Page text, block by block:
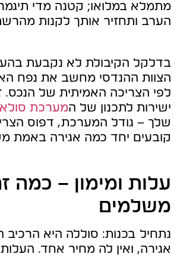
מתמלא במלואו; קטנה מדי
הערב ותחזיר אותך לקנות
בדלקל הקיבולת לא נקבעת
הצוות ההנדסי מחשב את נפח
לפי הצריכה האמיתית של
ישירות לתכנון של המערכת
שלך – גודל המערכת, דפוס
קובעים יחד כמה אגירה באמת
עלות ומימון – כמה
משלמים
נתחיל בכנות: סוללה היא
אגירה, ואין לה מחיר אחד.